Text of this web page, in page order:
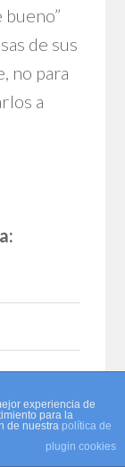
de sus
no para
a
experiencia de
para la
de nuestra política de
plugin cookies